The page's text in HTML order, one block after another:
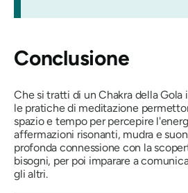
Conclusione
Che si tratti di un Chakra della
le pratiche di meditazione
spazio e tempo per percepire
affermazioni risonanti, mudra e
profonda connessione con la
bisogni, per poi imparare a
gli altri.